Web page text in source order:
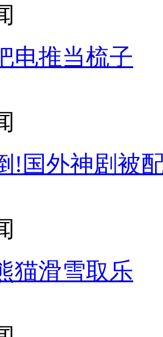
电推当梳子
!国外神剧被
猫滑雪取乐